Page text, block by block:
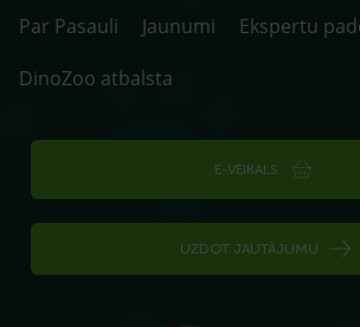
Par Pasauli
Jaunumi
Ekspertu
DinoZoo atbalsta
E-VEIKALS
UZDOT JAUTĀJUMU